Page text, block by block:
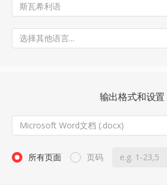
斯瓦希利语
选择其他语言...
输出格式和设置
Microsoft Word文档 (.docx)
所有页面 页码